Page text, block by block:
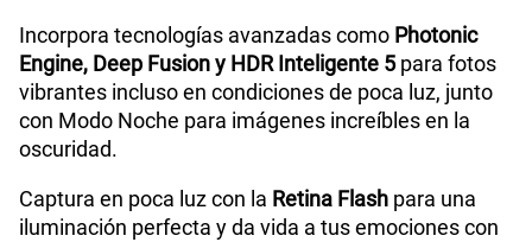
Incorpora tecnologías avanzadas como Photonic
Engine, Deep Fusion y HDR Inteligente 5para fotos
vibrantes incluso en condiciones de poca luz, junto
con Modo Noche para imágenes increíbles en la
oscuridad.
Captura en poca luz con la Retina Flash para una
iluminación perfecta y da vida a tus emociones con